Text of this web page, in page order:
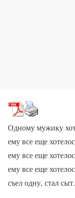
Одному мужику
ему все еще
ему все еще
ему все еще
съел одну, стал сыт.